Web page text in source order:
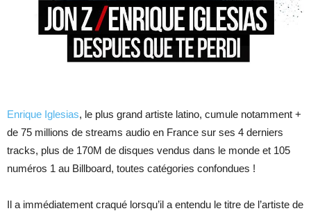
Enrique Iglesias, le plus grand artiste latino, cumule notamment +
de 75 millions de streams audio en France sur ses 4 derniers
tracks, plus de 170M de disques vendus dans le monde et 105
numéros 1 au Billboard, toutes catégories confondues !
Il a immédiatement craqué lorsqu’il a entendu le titre de l’artiste de